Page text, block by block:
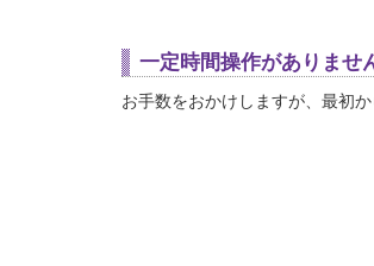
一定時間操作がありませ
お手数をおかけしますが、最初